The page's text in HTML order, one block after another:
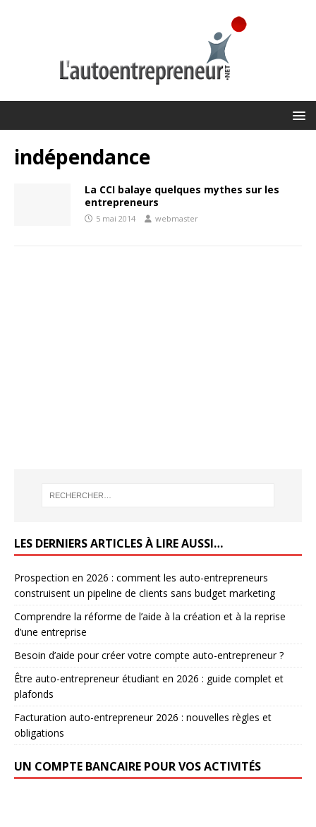
indépendance
La CCI balaye quelques mythes sur les
entrepreneurs
5 mai 2014 webmaster
LES DERNIERS ARTICLES À LIRE AUSSI…
Prospection en 2026 : comment les auto-entrepreneurs
construisent un pipeline de clients sans budget marketing
Comprendre la réforme de l’aide à la création et à la reprise
d’une entreprise
Besoin d’aide pour créer votre compte auto-entrepreneur ?
Être auto-entrepreneur étudiant en 2026 : guide complet et
plafonds
Facturation auto-entrepreneur 2026 : nouvelles règles et
obligations
UN COMPTE BANCAIRE POUR VOS ACTIVITÉS